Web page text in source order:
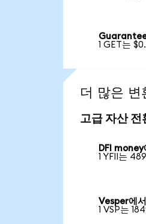
1 GET는
더 많은 변
고급 자산 전
DFI
1 YFII는
Vesper에
1 VSP는